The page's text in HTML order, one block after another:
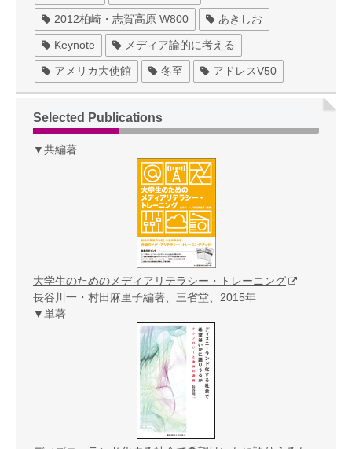
2012柏崎・志賀高原 W800 あきしお
Keynote メディア論的に考える
アメリカ大使館 冬至 アドレスV50
Selected Publications
▼共編著
大学生のためのメディアリテラシー・トレーニング
長谷川一・村田麻里子編著、三省堂、2015年
▼単著